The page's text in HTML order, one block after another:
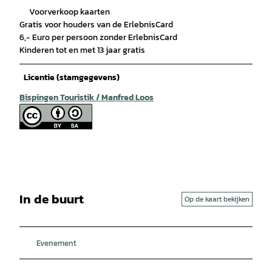
Voorverkoop kaarten
Gratis voor houders van de ErlebnisCard
6,- Euro per persoon zonder ErlebnisCard
Kinderen tot en met 13 jaar gratis
Licentie (stamgegevens)
Bispingen Touristik / Manfred Loos
In de buurt Op de kaart bekijken
Evenement